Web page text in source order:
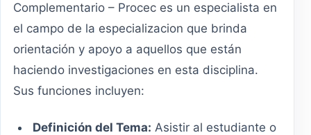
Complementario – Procec es un especialista en
el campo de la especializacion que brinda
orientación y apoyo a aquellos que están
haciendo investigaciones en esta disciplina.
Sus funciones incluyen:
Definición del Tema: Asistir al estudiante o